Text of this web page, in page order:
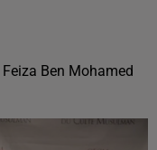
Ben Mohamed